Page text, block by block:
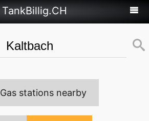
TankBillig.CH
Gas stations nearby